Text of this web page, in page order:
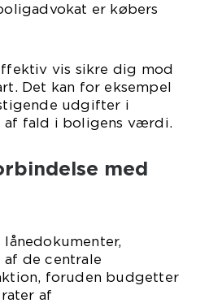
er købers
vis sikre dig mod
Det kan for eksempel
udgifter i
af fald i boligens værdi.
med
de centrale
foruden budgetter
af